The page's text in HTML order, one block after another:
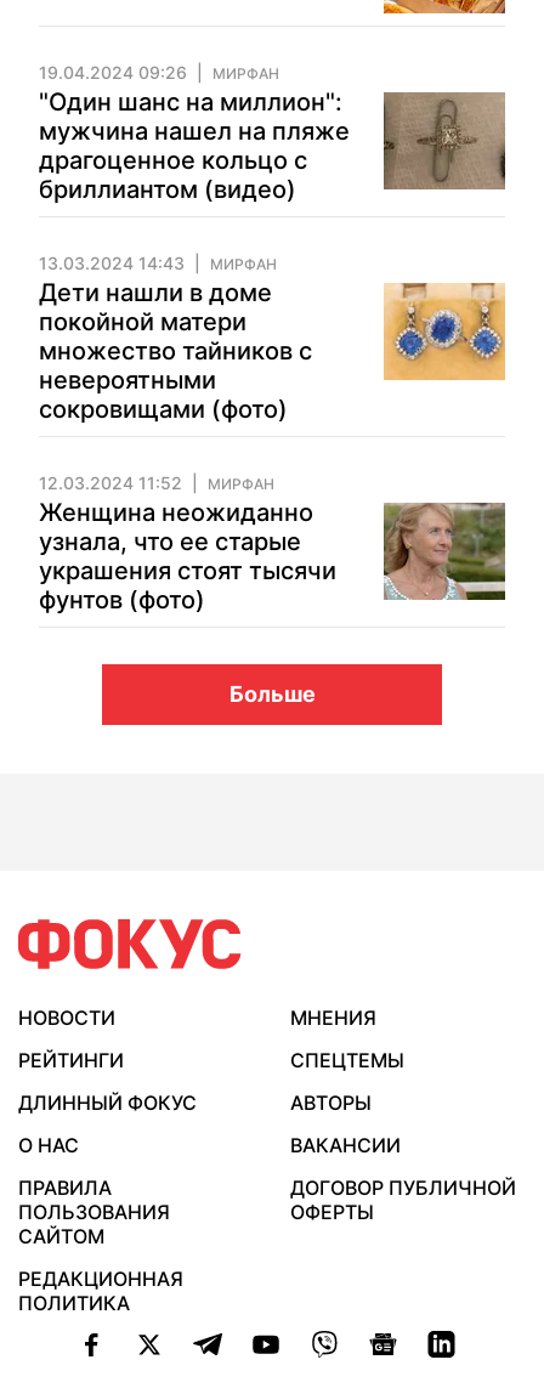
19.04.2024 09:26 МИРФАН
"Один шанс на миллион":
мужчина нашел на пляже
драгоценное кольцо с
бриллиантом (видео)
13.03.2024 14:43 МИРФАН
Дети нашли в доме
покойной матери
множество тайников с
невероятными
сокровищами (фото)
12.03.2024 11:52 МИРФАН
Женщина неожиданно
узнала, что ее старые
украшения стоят тысячи
фунтов (фото)
Больше
НОВОСТИ
МНЕНИЯ
РЕЙТИНГИ
СПЕЦТЕМЫ
ДЛИННЫЙ ФОКУС
АВТОРЫ
О НАС
ВАКАНСИИ
ПРАВИЛА
ПОЛЬЗОВАНИЯ
САЙТОМ
ДОГОВОР ПУБЛИЧНОЙ
ОФЕРТЫ
РЕДАКЦИОННАЯ
ПОЛИТИКА